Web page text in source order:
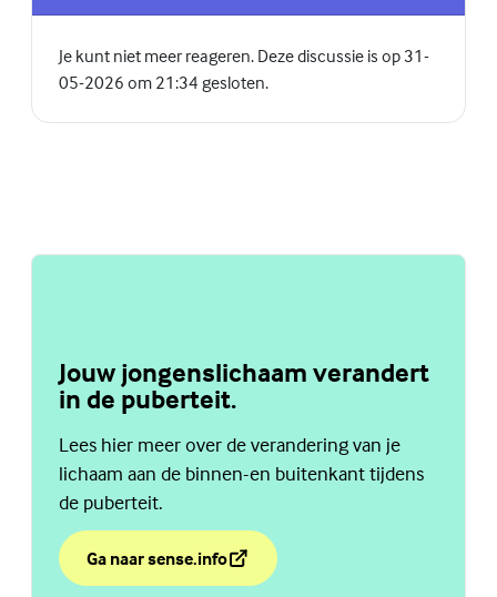
Je kunt niet meer reageren. Deze discussie is op 31-
05-2026 om 21:34 gesloten.
Jouw jongenslichaam verandert
in de puberteit.
Lees hier meer over de verandering van je
lichaam aan de binnen-en buitenkant tijdens
de puberteit.
Ga naar sense.info
over Jouw jongenslichaam verandert in de puberteit.
(Externe link)